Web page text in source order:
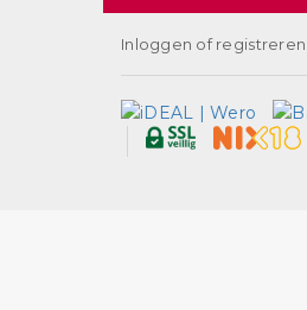
Inloggen of registreren